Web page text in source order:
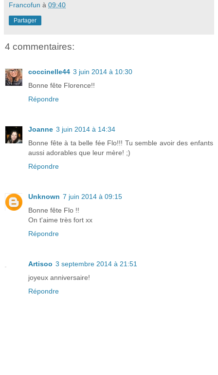
Francofun à 09:40
Partager
4 commentaires:
coccinelle44 3 juin 2014 à 10:30
Bonne fête Florence!!
Répondre
Joanne 3 juin 2014 à 14:34
Bonne fête à ta belle fée Flo!!! Tu semble avoir des enfants
aussi adorables que leur mère! ;)
Répondre
Unknown 7 juin 2014 à 09:15
Bonne fête Flo !!
On t'aime très fort xx
Répondre
Artisoo 3 septembre 2014 à 21:51
joyeux anniversaire!
Répondre